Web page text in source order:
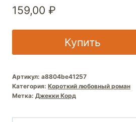
159,00 ₽
Купить
Артикул: a8804be41257
Категория: Короткий любовный роман
Метка: Джекки Корд